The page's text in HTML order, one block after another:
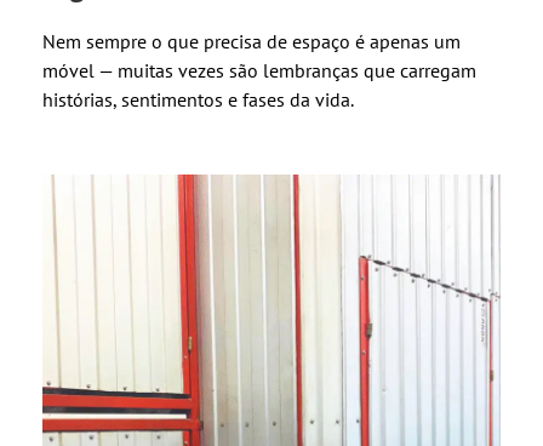
Nem sempre o que precisa de espaço é apenas um
móvel — muitas vezes são lembranças que carregam
histórias, sentimentos e fases da vida.